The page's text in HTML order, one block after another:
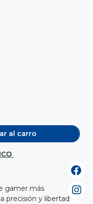
al carro
gamer más
precisión y libertad